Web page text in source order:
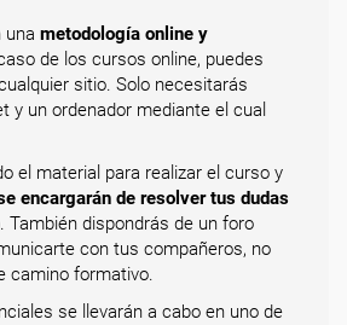
una metodología online y
de los cursos online, puedes
sitio. Solo necesitarás
y un ordenador mediante el cual
el material para realizar el curso y
encargarán de resolver tus dudas
. También dispondrás de un foro
con tus compañeros, no
camino formativo.
se llevarán a cabo en uno de